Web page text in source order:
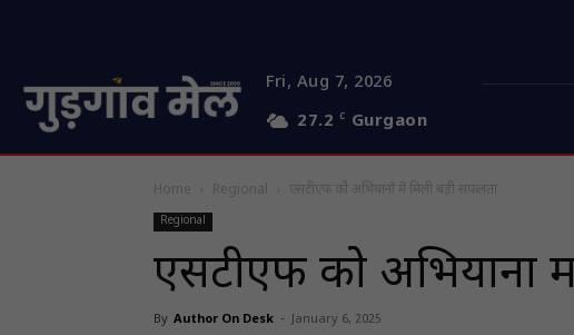
Fri, Aug 7, 2026
27.2
C Gurgaon
Home Regional एसटीएफ काेे अभियानाें में मिली बड़ी सफलता
Regional
एसटीएफ काेे अभियानाें
By Author On Desk - January 6, 2025